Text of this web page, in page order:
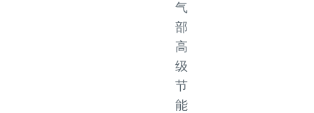
气
部
高
级
节
能